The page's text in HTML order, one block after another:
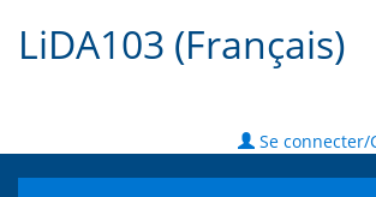
LiDA103 (Français)
Se